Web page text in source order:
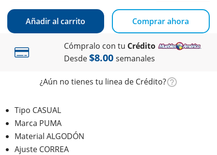
Añadir al carrito Comprar ahora
Cómpralo con tu Crédito
Desde$8.00 semanales
¿Aún no tienes tu linea de Crédito?
Tipo CASUAL
Marca PUMA
Material ALGODÓN
Ajuste CORREA